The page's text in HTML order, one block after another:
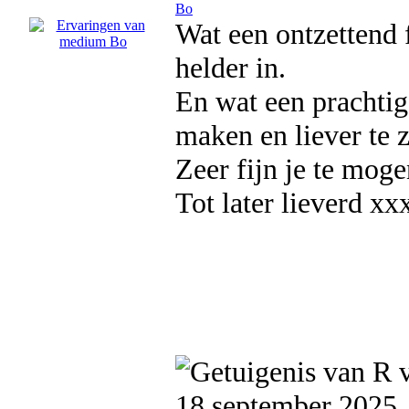
Bo
Wat een
helder in.
En wat een
maken en liever te
Zeer fijn je te
Tot later lieverd